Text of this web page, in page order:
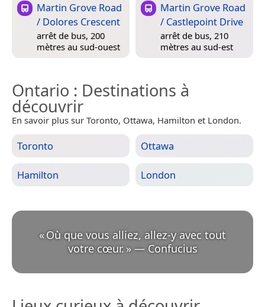
Martin Grove Road
/ Dolores Crescent
arrêt de bus, 200
mètres au sud-ouest
Martin Grove Road
/ Castlepoint Drive
arrêt de bus, 210
mètres au sud-est
Ontario : Destinations à
découvrir
En savoir plus sur Toronto, Ottawa, Hamilton et London.
Toronto Ottawa
Hamilton London
«Où que vous alliez, allez-y avec tout
votre cœur. » — Confucius